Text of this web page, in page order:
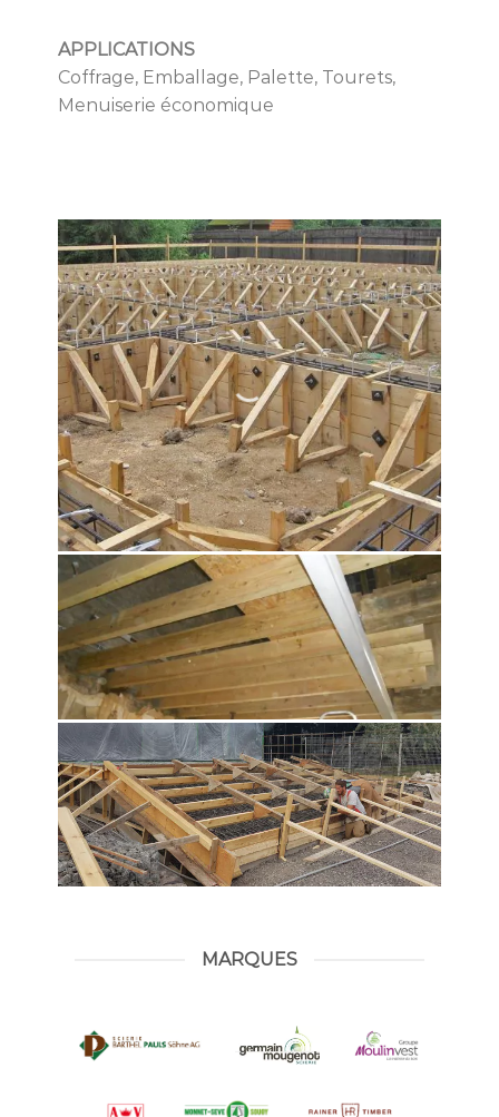
APPLICATIONS
Coffrage, Emballage, Palette, Tourets,
Menuiserie économique
MARQUES